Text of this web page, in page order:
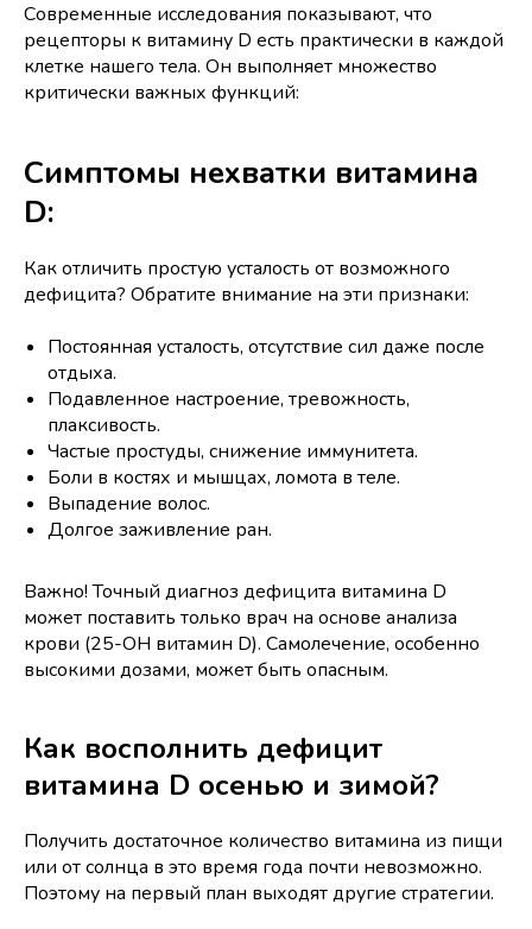
Современные исследования показывают, что
рецепторы к витамину D есть практически в каждой
клетке нашего тела. Он выполняет множество
критически важных функций:
Симптомы нехватки витамина
D:
Как отличить простую усталость от возможного
дефицита? Обратите внимание на эти признаки:
Постоянная усталость, отсутствие сил даже после
отдыха.
Подавленное настроение, тревожность,
плаксивость.
Частые простуды, снижение иммунитета.
Боли в костях и мышцах, ломота в теле.
Выпадение волос.
Долгое заживление ран.
Важно! Точный диагноз дефицита витамина D
может поставить только врач на основе анализа
крови (25-OH витамин D). Самолечение, особенно
высокими дозами, может быть опасным.
Как восполнить дефицит
витамина D осенью и зимой?
Получить достаточное количество витамина из пищи
или от солнца в это время года почти невозможно.
Поэтому на первый план выходят другие стратегии.